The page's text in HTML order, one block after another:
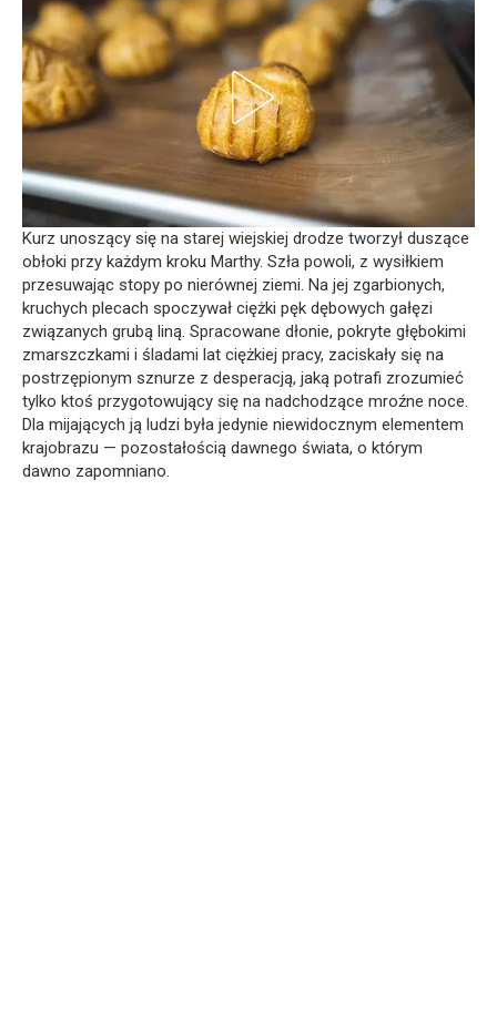
Kurz unoszący się na starej wiejskiej drodze tworzył duszące
obłoki przy każdym kroku Marthy. Szła powoli, z wysiłkiem
przesuwając stopy po nierównej ziemi. Na jej zgarbionych,
kruchych plecach spoczywał ciężki pęk dębowych gałęzi
związanych grubą liną. Spracowane dłonie, pokryte głębokimi
zmarszczkami i śladami lat ciężkiej pracy, zaciskały się na
postrzępionym sznurze z desperacją, jaką potrafi zrozumieć
tylko ktoś przygotowujący się na nadchodzące mroźne noce.
Dla mijających ją ludzi była jedynie niewidocznym elementem
krajobrazu — pozostałością dawnego świata, o którym
dawno zapomniano.